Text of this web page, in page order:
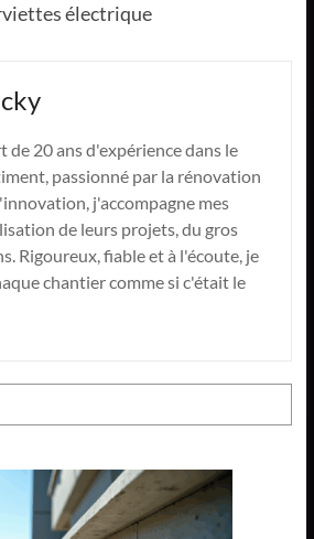
électrique
de 20 ans d'expérience dans le
passionné par la rénovation
j'accompagne mes
de leurs projets, du gros
Rigoureux, fiable et à l'écoute, je
chantier comme si c'était le